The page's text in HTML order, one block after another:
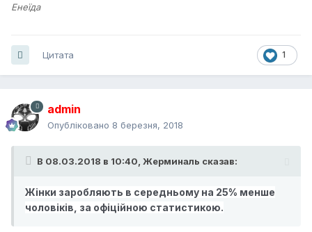
Енеїда
1
Цитата
admin
Опубліковано 8 березня, 2018
В 08.03.2018 в 10:40, Жерминаль сказав:
Жінки заробляють в середньому на 25% менше
чоловіків, за офіційною статистикою.